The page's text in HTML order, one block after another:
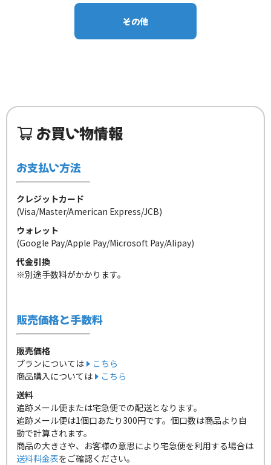
その他
お買い物情報
お支払い方法
クレジットカード
(Visa/Master/American Express/JCB)
ウォレット
(Google Pay/Apple Pay/Microsoft Pay/Alipay)
代金引換
※別途手数料がかかります。
販売価格と手数料
販売価格
プランについては
こちら
商品購入については
こちら
送料
追跡メール便または宅急便での配送となります。
追跡メール便は1個口あたり300円です。個口数は商品より自
動で計算されます。
商品の大きさや、お客様の意思により宅急便を利用する場合は
送料料金表をご確認ください。